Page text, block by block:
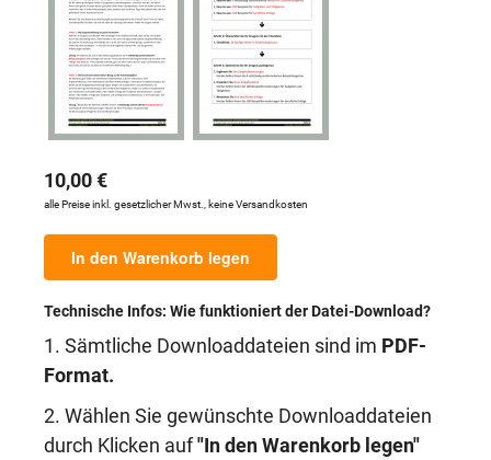
10,00 €
alle Preise inkl. gesetzlicher Mwst., keine Versandkosten
In den Warenkorb legen
Technische Infos: Wie funktioniert der Datei-Download?
1. Sämtliche Downloaddateien sind im PDF-
Format.
2. Wählen Sie gewünschte Downloaddateien
durch Klicken auf "In den Warenkorb legen"